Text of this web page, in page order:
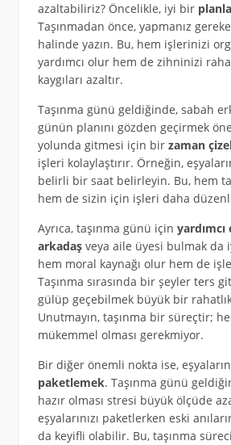
azaltabiliriz? Öncelikle, iyi bir
Taşınmadan önce, yapmanız
halinde yazın. Bu, hem işlerinizi
yardımcı olur hem de zihninizi
kaygıları azaltır.
Taşınma günü geldiğinde, sabah
günün planını gözden geçirmek
yolunda gitmesi için bir zaman
işleri kolaylaştırır. Örneğin,
belirli bir saat belirleyin. Bu, hem
hem de sizin için işleri daha
Ayrıca, taşınma günü için
arkadaşveya aile üyesi bulmak da
hem moral kaynağı olur hem de
Taşınma sırasında bir şeyler ters
gülüp geçebilmek büyük bir
Unutmayın, taşınma bir süreçtir;
mükemmel olması gerekmiyor.
Bir diğer önemli nokta ise,
paketlemek. Taşınma günü
hazır olması stresi büyük ölçüde
eşyalarınızı paketlerken eski
da keyifli olabilir. Bu, taşınma